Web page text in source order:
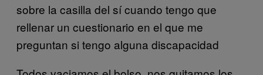
sobre la casilla del sí cuando tengo que
rellenar un cuestionario en el que me
preguntan si tengo alguna discapacidad